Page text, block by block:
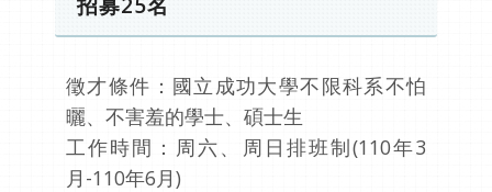
徵才條件：國立成功大學不限科系不怕
曬、不害羞的學士、碩士生
工作時間：周六、周日排班制(110年3
月-110年6月)